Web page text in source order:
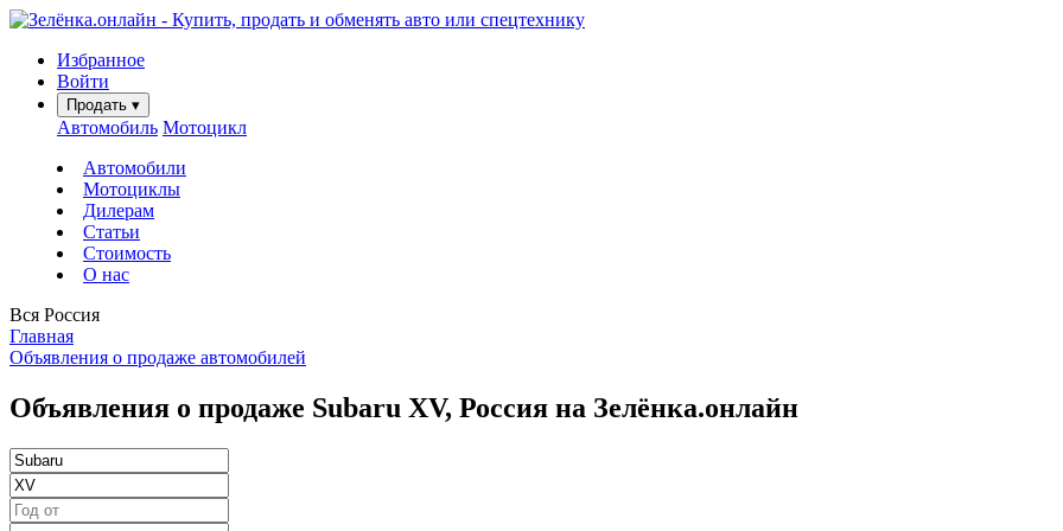
Избранное
Войти
Продать ▾
Автомобиль Мотоцикл
Автомобили
Мотоциклы
Дилерам
Статьи
Стоимость
О нас
Вся Россия
Главная
Объявления о продаже автомобилей
Объявления о продаже Subaru XV, Россия на Зелёнка.онлайн